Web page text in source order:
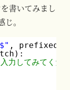
書いてみまし
。
, prefixed
力してみてくだ